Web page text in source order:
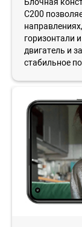
Блочная
C200
горизонтали
двигатель и
стабильное